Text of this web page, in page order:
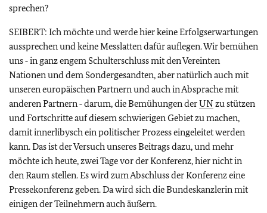
sprechen?
SEIBERT: Ich möchte und werde hier keine Erfolgserwartungen
aussprechen und keine Messlatten dafür auflegen. Wir bemühen
uns ‑ in ganz engem Schulterschluss mit den Vereinten
Nationen und dem Sondergesandten, aber natürlich auch mit
unseren europäischen Partnern und auch in Absprache mit
anderen Partnern ‑ darum, die Bemühungen derUNzu stützen
und Fortschritte auf diesem schwierigen Gebiet zu machen,
damit innerlibysch ein politischer Prozess eingeleitet werden
kann. Das ist der Versuch unseres Beitrags dazu, und mehr
möchte ich heute, zwei Tage vor der Konferenz, hier nicht in
den Raum stellen. Es wird zum Abschluss der Konferenz eine
Pressekonferenz geben. Da wird sich die Bundeskanzlerin mit
einigen der Teilnehmern auch äußern.